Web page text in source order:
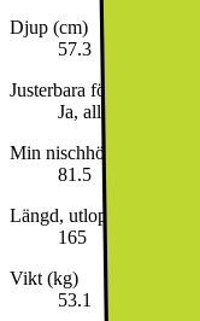
Djup (cm)
57.3
Justerbara fötter
Ja, alla framifrån
Min nischhöjd
81.5
Längd, utloppsslang (cm)
165
Vikt (kg)
53.1